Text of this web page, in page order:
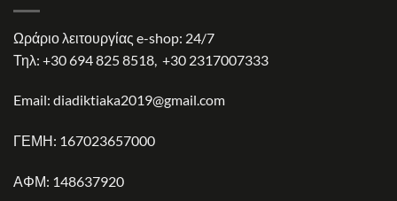
Ωράριο λειτουργίας e-shop: 24/7
Τηλ: +30 694 825 8518 +30 2317007333
Email: diadiktiaka2019@gmail.com
ΓΕΜΗ: 167023657000
ΑΦΜ: 148637920